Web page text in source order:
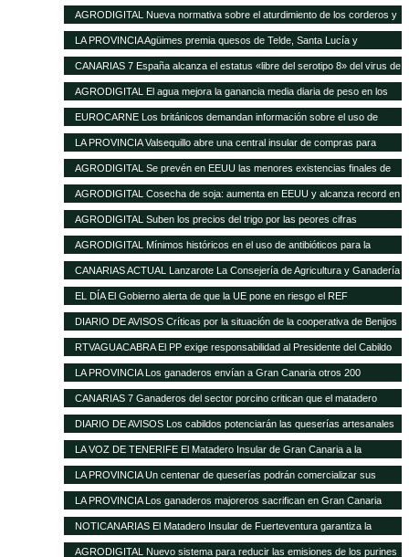
AGRODIGITAL Nueva normativa sobre el aturdimiento de los corderos y
cabritos
LA PROVINCIA Agüimes premia quesos de Telde, Santa Lucía y
Valsequillo en la cata insular
CANARIAS 7 España alcanza el estatus «libre del serotipo 8» del virus de
la lengua azul
AGRODIGITAL El agua mejora la ganancia media diaria de peso en los
terneros
EUROCARNE Los británicos demandan información sobre el uso de
transgénicos en la alimentación animal
LA PROVINCIA Valsequillo abre una central insular de compras para
abaratar productos agrícolas
AGRODIGITAL Se prevén en EEUU las menores existencias finales de
maíz de los últimos 17 años
AGRODIGITAL Cosecha de soja: aumenta en EEUU y alcanza record en
Brasil
AGRODIGITAL Suben los precios del trigo por las peores cifras
publicadas por el USDA
AGRODIGITAL Mínimos históricos en el uso de antibióticos para la
ganadería en Holanda
CANARIAS ACTUAL Lanzarote La Consejería de Agricultura y Ganadería
del Cabildo tramitará las subvenciones de 2013 del Gobierno regional
destinadas al sector agrícola y ganadero de la isla
EL DÍA El Gobierno alerta de que la UE pone en riesgo el REF
DIARIO DE AVISOS Críticas por la situación de la cooperativa de Benijos
RTVAGUACABRA El PP exige responsabilidad al Presidente del Cabildo
ante la nefasta gestión del Matadero Insular
LA PROVINCIA Los ganaderos envían a Gran Canaria otros 200
cochinos para sacrificar
CANARIAS 7 Ganaderos del sector porcino critican que el matadero
insular funcione solo al 50%
DIARIO DE AVISOS Los cabildos potenciarán las queserías artesanales
como elemento característico del medio rural
LA VOZ DE TENERIFE El Matadero Insular de Gran Canaria a la
vanguardia de todo el Archipiélago con más de 894.346 animales
registrados durante el transcurso de 2012
LA PROVINCIA Un centenar de queserías podrán comercializar sus
productos en la Península
LA PROVINCIA Los ganaderos majoreros sacrifican en Gran Canaria
1.500 cochinos
NOTICANARIAS El Matadero Insular de Fuerteventura garantiza la
prestación regular de sus servicios para el ganado porcino
AGRODIGITAL Nuevo sistema para reducir las emisiones de los purines